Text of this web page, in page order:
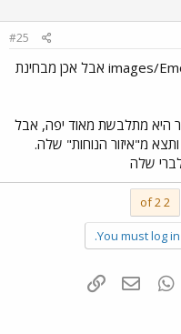
#25
יפה,ונראית כ"כ צעירה ../images/Emo6.gif אבל אכן מבחינת
היא מתלבשת מאוד יפה, אבל
מ"איזור הנוחות" שלה.
שלה
2 of 2
You must log
Tumblr
WhatsAppדואר אלקטרוני